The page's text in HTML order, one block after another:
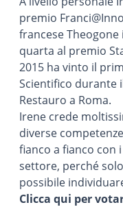
premio
francese Theogone
quarta al premio
2015 ha vinto il
Scientifico durante
Restauro a Roma.
Irene crede
diverse
fianco a fianco con
settore, perché
possibile
Clicca qui per